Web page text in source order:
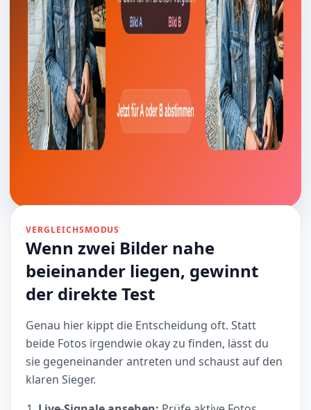
VERGLEICHSMODUS
Wenn zwei Bilder nahe
beieinander liegen, gewinnt
der direkte Test
Genau hier kippt die Entscheidung oft. Statt
beide Fotos irgendwie okay zu finden, lässt du
sie gegeneinander antreten und schaust auf den
klaren Sieger.